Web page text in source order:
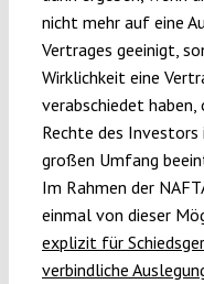
nicht mehr auf eine
Vertrages geeinigt,
Wirklichkeit eine
verabschiedet haben,
Rechte des Investors
großen Umfang
Im Rahmen der
einmal von dieser
explizit für
verbindliche